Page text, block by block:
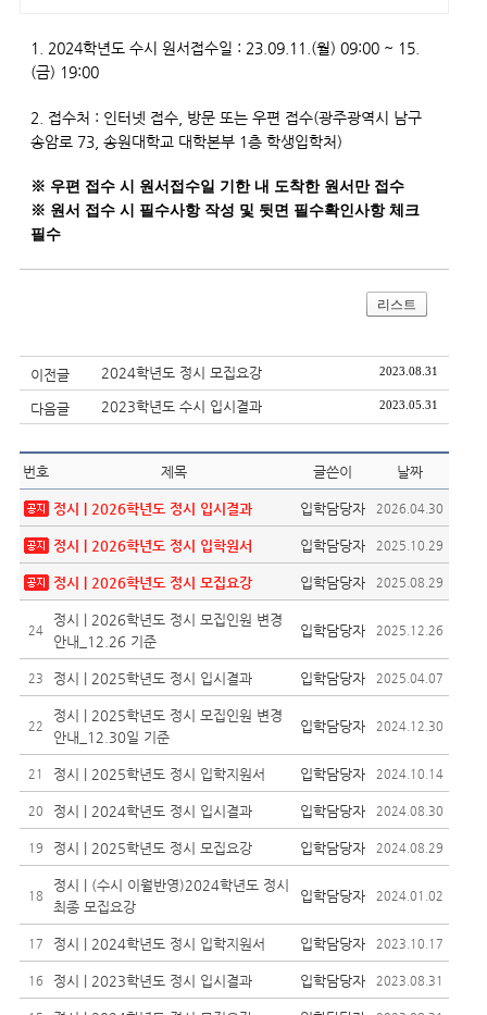
1. 2024학년도 수시 원서접수일 : 23.09.11.(월) 09:00 ~ 15.
(금) 19:00
2. 접수처 : 인터넷 접수, 방문 또는 우편 접수(광주광역시 남구
송암로 73, 송원대학교 대학본부 1층 학생입학처)
※ 우편 접수 시 원서접수일 기한 내 도착한 원서만 접수
※ 원서 접수 시 필수사항 작성 및 뒷면 필수확인사항 체크
필수
리스트
이전글 2024학년도 정시 모집요강 2023.08.31
다음글 2023학년도 수시 입시결과 2023.05.31
번호 제목 글쓴이 날짜
정시 | 2026학년도 정시 입시결과 입학담당자 2026.04.30
정시 | 2026학년도 정시 입학원서 입학담당자 2025.10.29
정시 | 2026학년도 정시 모집요강 입학담당자 2025.08.29
24
정시 | 2026학년도 정시 모집인원 변경
안내_12.26 기준
입학담당자 2025.12.26
23 정시 | 2025학년도 정시 입시결과 입학담당자 2025.04.07
22
정시 | 2025학년도 정시 모집인원 변경
안내_12.30일 기준
입학담당자 2024.12.30
21 정시 | 2025학년도 정시 입학지원서 입학담당자 2024.10.14
20 정시 | 2024학년도 정시 입시결과 입학담당자 2024.08.30
19 정시 | 2025학년도 정시 모집요강 입학담당자 2024.08.29
18
정시 | (수시 이월반영)2024학년도 정시
최종 모집요강
입학담당자 2024.01.02
17 정시 | 2024학년도 정시 입학지원서 입학담당자 2023.10.17
16 정시 | 2023학년도 정시 입시결과 입학담당자 2023.08.31